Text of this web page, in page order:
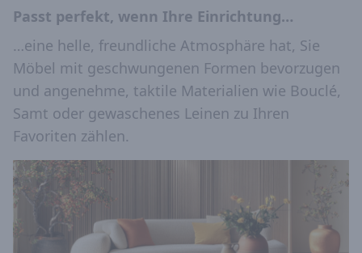
Passt perfekt, wenn Ihre Einrichtung…
…eine helle, freundliche Atmosphäre hat, Sie
Möbel mit geschwungenen Formen bevorzugen
und angenehme, taktile Materialien wie Bouclé,
Samt oder gewaschenes Leinen zu Ihren
Favoriten zählen.